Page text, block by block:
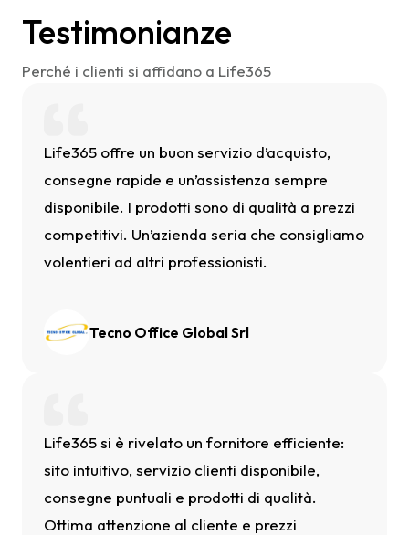
Testimonianze
Perché i clienti si affidano a Life365
Life365 offre un buon servizio d’acquisto,
consegne rapide e un’assistenza sempre
disponibile. I prodotti sono di qualità a prezzi
competitivi. Un’azienda seria che consigliamo
volentieri ad altri professionisti.
Tecno Office Global Srl
Life365 si è rivelato un fornitore efficiente:
sito intuitivo, servizio clienti disponibile,
consegne puntuali e prodotti di qualità.
Ottima attenzione al cliente e prezzi